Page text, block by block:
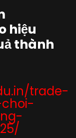
hiệu
thành
trade-